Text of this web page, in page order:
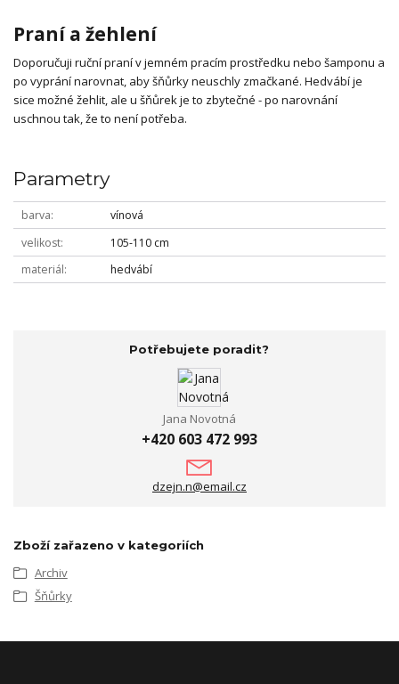
Praní a žehlení
Doporučuji ruční praní v jemném pracím prostředku nebo šamponu a
po vyprání narovnat, aby šňůrky neuschly zmačkané. Hedvábí je
sice možné žehlit, ale u šňůrek je to zbytečné - po narovnání
uschnou tak, že to není potřeba.
Parametry
barva
vínová
velikost
105-110 cm
materiál
hedvábí
Potřebujete poradit?
Jana Novotná
+420 603 472 993
dzejn.n@email.cz
Zboží zařazeno v kategoriích
Archiv
Šňůrky